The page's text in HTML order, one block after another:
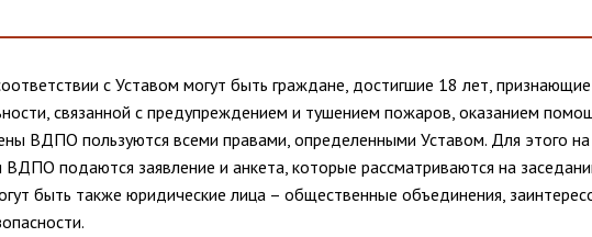
с Уставом могут быть граждане, достигшие 18 лет,
связанной с предупреждением и тушением пожаров, оказанием
ВДПО пользуются всеми правами, определенными Уставом. Для этого на
ВДПО подаются заявление и анкета, которые рассматриваются на
быть также юридические лица – общественные объединения,